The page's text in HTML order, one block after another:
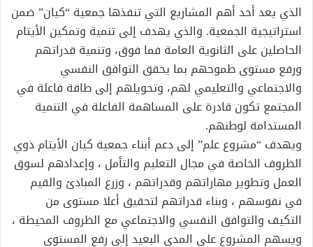
الذي يعد أحد أهم المشاريع التي تنفذها جمعية “كيان” ضمن
استراتيجية الجمعية. والذي يهدف إلى تنمية وتمكين الأيتام
الحاصلين على الثانوية العامة فما فوق، وتنمية قدراتهم
ورفع مستوى طموحهم بما يحقق التوافق النفسي
والاجتماعي والتعليمي لهم، وتحويلهم إلى طاقة فاعلة في
المجتمع تكون قادرة على المساهمة الفاعلة في التنمية
المستدامة لوطنهم.
ويهدف “مشروع علم” إلى دعم أبناء جمعية كيان الأيتام ذوي
الظروف الخاصة في مجال التعليم والتأمل ، وإعدادهم لسوق
العمل وتطوير مهاراتهم وقدراتهم ، وزرع المبادئ والقيم
في نفوسهم ، وبناء قدراتهم لتحقيق أعلا مستوى من
التكيف والتوافق النفسي والاجتماعي مع الظروف المحيطة ،
ويسهم المشروع على المدى البعيد إلى رفع المستوى